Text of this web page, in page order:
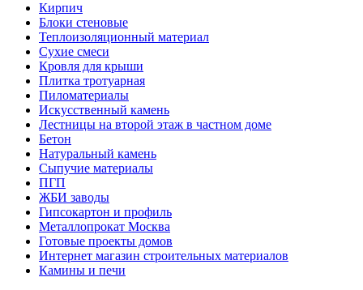
Кирпич
Блоки стеновые
Теплоизоляционный материал
Сухие смеси
Кровля для крыши
Плитка тротуарная
Пиломатериалы
Искусственный камень
Лестницы на второй этаж в частном доме
Бетон
Натуральный камень
Сыпучие материалы
ПГП
ЖБИ заводы
Гипсокартон и профиль
Металлопрокат Москва
Готовые проекты домов
Интернет магазин строительных материалов
Камины и печи